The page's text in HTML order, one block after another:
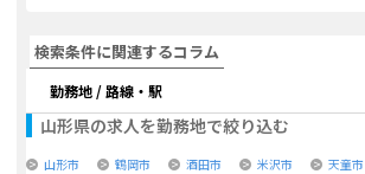
検索条件に関連するコラム
勤務地 / 路線・駅
山形県の求人を勤務地で絞り込む
山形市 鶴岡市 酒田市 米沢市 天童市